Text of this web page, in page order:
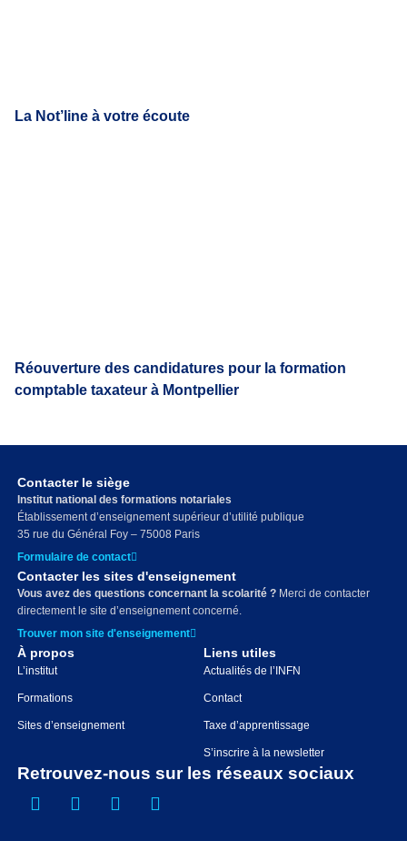
La Not’line à votre écoute
Réouverture des candidatures pour la formation
comptable taxateur à Montpellier
Contacter le siège
Institut national des formations notariales
Établissement d’enseignement supérieur d’utilité publique
35 rue du Général Foy – 75008 Paris
Formulaire de contact
Contacter les sites d'enseignement
Vous avez des questions concernant la scolarité ? Merci de contacter
directement le site d’enseignement concerné.
Trouver mon site d'enseignement
À propos
L’institut
Formations
Sites d’enseignement
Liens utiles
Actualités de l’INFN
Contact
Taxe d’apprentissage
S’inscrire à la newsletter
Retrouvez-nous sur les réseaux sociaux